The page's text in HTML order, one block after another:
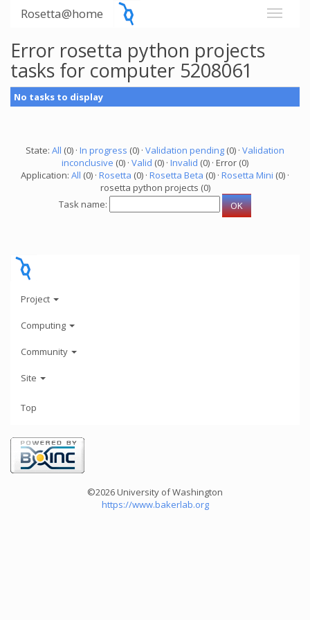
Rosetta@home
Error rosetta python projects
tasks for computer 5208061
No tasks to display
State: All (0) · In progress (0) · Validation pending (0) · Validation
inconclusive (0) · Valid (0) · Invalid (0) · Error (0)
Application: All (0) · Rosetta (0) · Rosetta Beta (0) · Rosetta Mini (0) ·
rosetta python projects (0)
Task name:
Project
Computing
Community
Site
Top
©2026 University of Washington
https://www.bakerlab.org